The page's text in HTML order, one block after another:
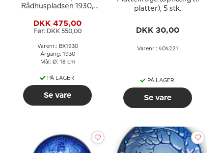
Rådhuspladsen 1930,
Juleplatte
DKK 475,00
Før: DKK 550,00
Varenr.: BX1930
Årgang: 1930
Mål: Ø: 18 cm
PÅ LAGER
Se vare
platter), 5 stk.
DKK 30,00
Varenr.: 404221
PÅ LAGER
Se vare